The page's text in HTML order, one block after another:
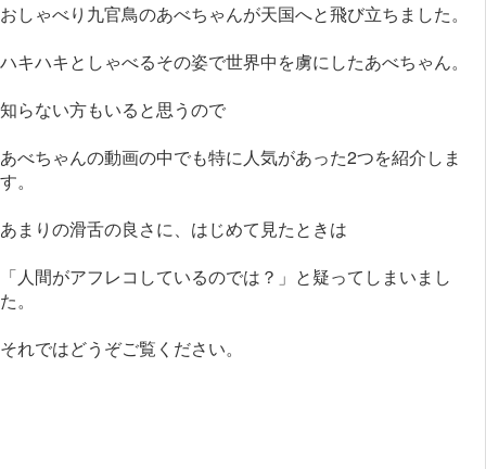
おしゃべり九官鳥のあべちゃんが天国へと飛び立ちました。
ハキハキとしゃべるその姿で世界中を虜にしたあべちゃん。
知らない方もいると思うので
あべちゃんの動画の中でも特に人気があった2つを紹介しま
す。
あまりの滑舌の良さに、はじめて見たときは
「人間がアフレコしているのでは？」と疑ってしまいまし
た。
それではどうぞご覧ください。